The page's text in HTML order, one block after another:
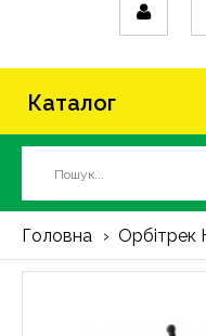
Каталог
Головна Орбітрек